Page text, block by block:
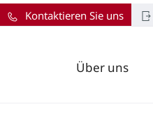
Über uns
Kontaktieren Sie uns